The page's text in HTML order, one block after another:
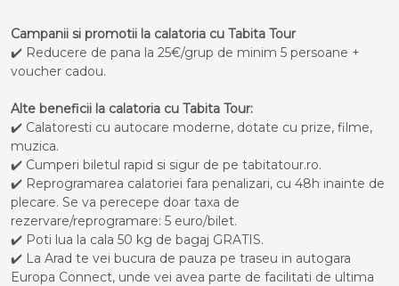
Campanii si promotii la calatoria cu Tabita Tour
✔️ Reducere de pana la 25€/grup de minim 5 persoane +
voucher cadou.
Alte beneficii la calatoria cu Tabita Tour:
✔️ Calatoresti cu autocare moderne, dotate cu prize, filme,
muzica.
✔️ Cumperi biletul rapid si sigur de pe tabitatour.ro.
✔️ Reprogramarea calatoriei fara penalizari, cu 48h inainte de
plecare. Se va perecepe doar taxa de
rezervare/reprogramare: 5 euro/bilet.
✔️ Poti lua la cala 50 kg de bagaj GRATIS.
✔️ La Arad te vei bucura de pauza pe traseu in autogara
Europa Connect, unde vei avea parte de facilitati de ultima